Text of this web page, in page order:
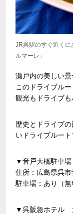
JR呉駅のすぐ近くに
ルマーレ」
瀬戸内の美しい
このドライブル
観光もドライブも
歴史とドライブ
いドライブルート
▼音戸大橋駐車場
住所：広島県呉
駐車場：あり（無
▼呉阪急ホテル